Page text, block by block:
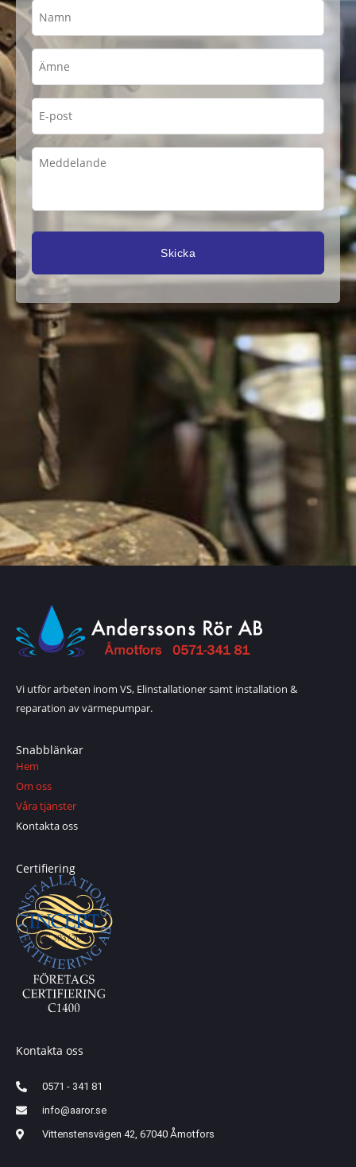
Vi utför arbeten inom VS, Elinstallationer samt installation &
reparation av värmepumpar.
Snabblänkar
Hem
Om oss
Våra tjänster
Kontakta oss
Certifiering
Kontakta oss
0571 - 341 81
info@aaror.se
Vittenstensvägen 42, 67040 Åmotfors